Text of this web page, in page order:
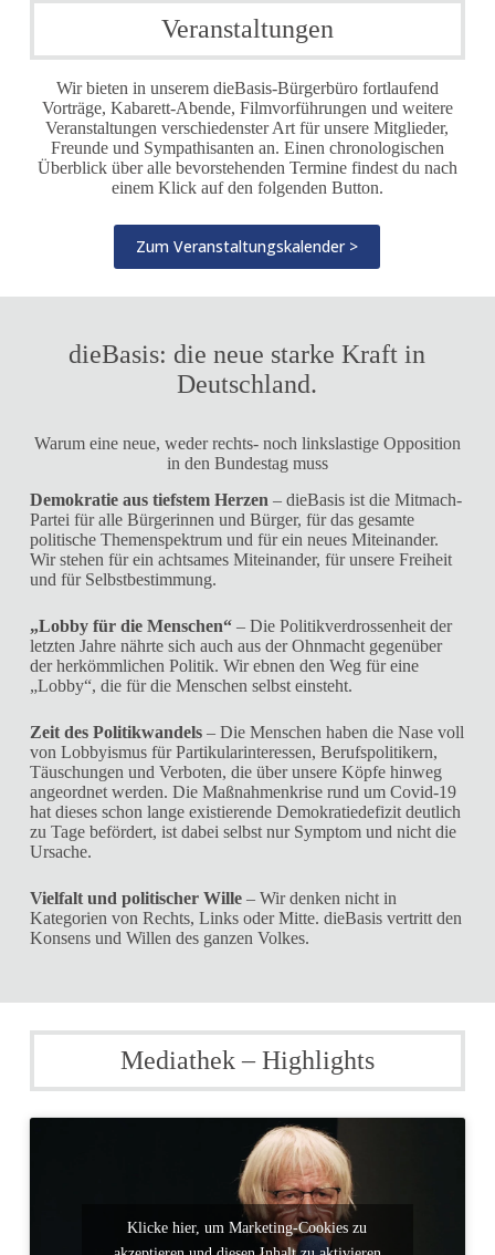
Veranstaltungen
Wir bieten in unserem dieBasis-Bürgerbüro fortlaufend
Vorträge, Kabarett-Abende, Filmvorführungen und weitere
Veranstaltungen verschiedenster Art für unsere Mitglieder,
Freunde und Sympathisanten an. Einen chronologischen
Überblick über alle bevorstehenden Termine findest du nach
einem Klick auf den folgenden Button.
Zum Veranstaltungskalender >
dieBasis: die neue starke Kraft in
Deutschland.
Warum eine neue, weder rechts- noch linkslastige Opposition
in den Bundestag muss
Demokratie aus tiefstem Herzen – dieBasis ist die Mitmach-
Partei für alle Bürgerinnen und Bürger, für das gesamte
politische Themenspektrum und für ein neues Miteinander.
Wir stehen für ein achtsames Miteinander, für unsere Freiheit
und für Selbstbestimmung.
„Lobby für die Menschen“– Die Politikverdrossenheit der
letzten Jahre nährte sich auch aus der Ohnmacht gegenüber
der herkömmlichen Politik. Wir ebnen den Weg für eine
„Lobby“, die für die Menschen selbst einsteht.
Zeit des Politikwandels– Die Menschen haben die Nase voll
von Lobbyismus für Partikularinteressen, Berufspolitikern,
Täuschungen und Verboten, die über unsere Köpfe hinweg
angeordnet werden. Die Maßnahmenkrise rund um Covid-19
hat dieses schon lange existierende Demokratiedefizit deutlich
zu Tage befördert, ist dabei selbst nur Symptom und nicht die
Ursache.
Vielfalt und politischer Wille– Wir denken nicht in
Kategorien von Rechts, Links oder Mitte. dieBasis vertritt den
Konsens und Willen des ganzen Volkes.
Mediathek – Highlights
Klicke hier, um Marketing-Cookies zu